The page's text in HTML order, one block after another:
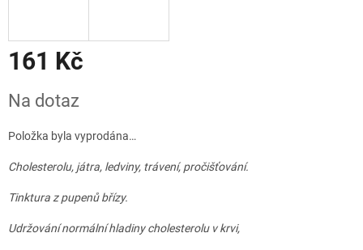
161 Kč
cena:
Na dotaz
Položka byla vyprodána…
Cholesterolu, játra, ledviny, trávení, pročišťování.
Tinktura z pupenů břízy.
Udržování normální hladiny cholesterolu v krvi,